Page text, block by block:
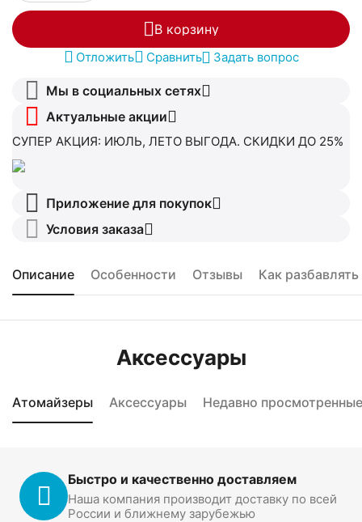
В корзину
Отложить Сравнить Задать вопрос
Мы в социальных сетях
Актуальные акции
СУПЕР АКЦИЯ: ИЮЛЬ, ЛЕТО ВЫГОДА. СКИДКИ ДО 25%
Приложение для покупок
Условия заказа
Описание Особенности Отзывы Как
Аксессуары
Атомайзеры Аксессуары Недавно просмотренные
Быстро и качественно доставляем
Наша компания производит доставку по всей
России и ближнему зарубежью